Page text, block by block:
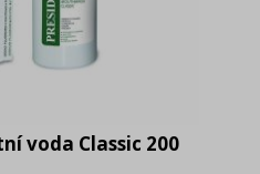
voda Classic 200